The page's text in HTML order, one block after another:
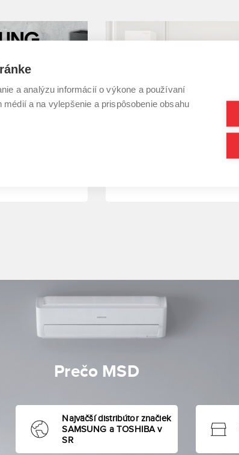
Prečo MSD
Najväčší distribútor značiek
SAMSUNG a TOSHIBA v
SR
a analýzu informácií o výkone a používaní
a na vylepšenie a prispôsobenie obsahu